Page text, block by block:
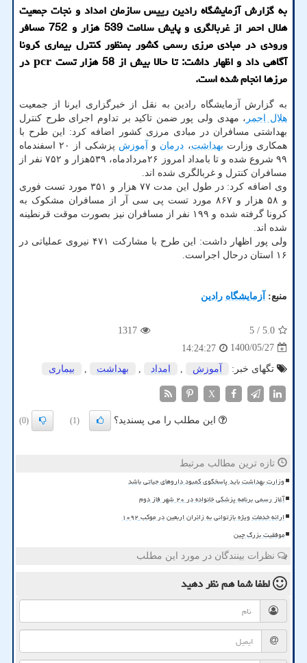
به گزارش آزمایشگاه رادین رییس سازمان امداد و نجات جمعیت
هلال احمر از غربالگری و پایش سلامت 539 هزار و 752 مسافر
ورودی در مبادی مرزی رسمی کشور بمنظور کنترل بیماری کرونا
آگاهی داد و اظهار داشت: تا حالا بیش از 58 هزار تست pcr در
مرزها انجام شده است.
به گزارش آزمایشگاه رادین به نقل از خبرگزاری ایرنا از جمعیت
هلال احمر ، مهدی ولی پور ضمن تاکید بر تداوم اجرای طرح کنترل
بهداشتی مسافران در مبادی مرزی کشور اضافه کرد: این طرح با
همکاری وزارت بهداشت، درمان و آموزش
پزشکی از ۲۰ اسفندماه
۹۹ شروع شده و تا بامداد امروز ۲۶مردادماه، ۵۳۹هزار و ۷۵۲ نفر از
مسافران کنترل و غربالگری شده اند.
وی اضافه کرد: در طول این مدت ۷۷ هزار و ۳۵۱ مورد تست فوری
و ۵۸ هزار و ۸۶۷ مورد تست پی سی آر از مسافران مشکوک به
کرونا گرفته شده و ۱۹۹ نفر از مسافران نیز بصورت موقت قرنطینه
شده اند.
ولی پور اظهار داشت: این طرح با مشارکت ۴۷۱ نیروی عملیاتی در
۱۶ استان درحال اجراست.
منبع: آزمایشگاه رادین
5.0
/ 5
1317
1400/05/27
14:24:27
تگهای خبر:
آموزش , امداد , بهداشت , بیماری
X
این مطلب را می پسندید؟ (1)
(0)
تازه ترین مطالب مرتبط
وزارت بهداشت باید پاسخگوی کمبود داروهای حیاتی باشد
آغاز رسمی برنامه پزشکی خانواده در ۲۰ شهر فاز دوم
ارائه خدمات ویژه بازتوانی به زائران اربعین در موکب ۱۰۹۲
موفقیت بزرگ چین
نظرات بینندگان در مورد این مطلب
لطفا شما همنظر دهید